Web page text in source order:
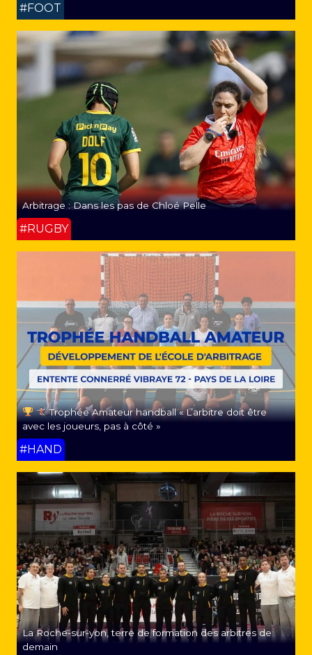
#FOOT
Arbitrage : Dans les pas de Chloé Pelle
#RUGBY
Trophée Amateur handball « L’arbitre doit être
avec les joueurs, pas à côté »
#HAND
La Roche-sur-yon, terre de formation des arbitres de
demain